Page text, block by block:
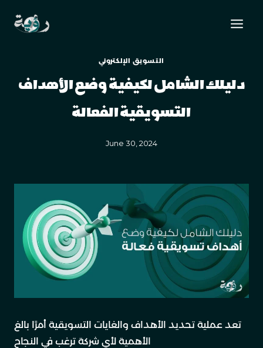
التسويق الإلكتروني
دليلك الشامل لكيفية وضع الأهداف
التسويقية الفعالة
June 30, 2024
تعد عملية تحديد الأهداف والغايات التسويقية أمرًا بالغ
الأهمية لأي شركة ترغب في النجاح